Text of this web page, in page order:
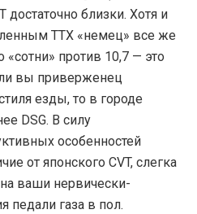
достаточно близки. Хотя и
ТТХ «немец» все же
«сотни» против 10,7 — это
вы приверженец
езды, то в городе
DSG. В силу
особенностей
от японского СVT, слегка
ваши нервически-
педали газа в пол.